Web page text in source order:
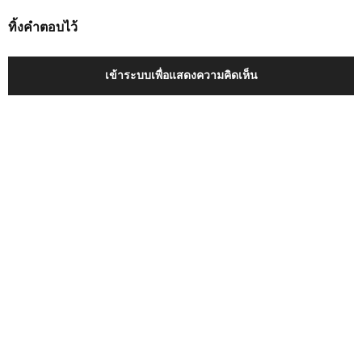
ทิ้งคำตอบไว้
เข้าระบบเพื่อแสดงความคิดเห็น